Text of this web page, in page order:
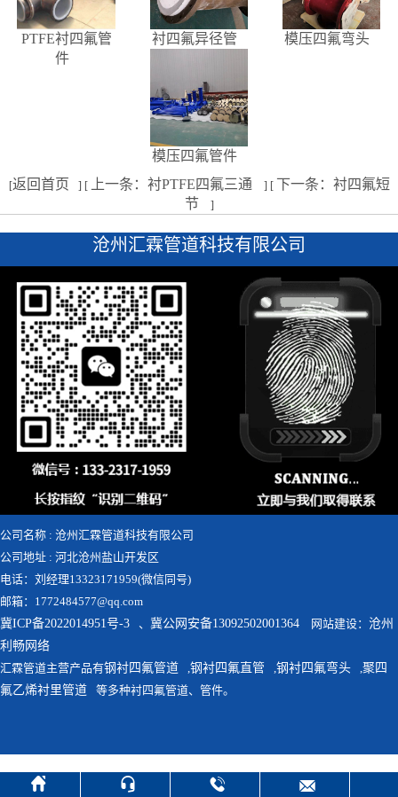
PTFE衬四氟管
件
衬四氟异径管 模压四氟弯头
模压四氟管件
[返回首页 ] [ 上一条：衬PTFE四氟三通 ] [ 下一条：衬四氟短
节
]
沧州汇霖管道科技有限公司
公司名称 : 沧州汇霖管道科技有限公司
公司地址 : 河北沧州盐山开发区
电话：刘经理13323171959(微信同号)
邮箱：1772484577@qq.com
冀ICP备2022014951号-3
、 冀公网安备13092502001364 网站建设： 沧州
利畅网络
汇霖管道主营产品有钢衬四氟管道 钢衬四氟直管 钢衬四氟弯头
聚四
氟乙烯衬里管道
等多种衬四氟管道、管件。
   